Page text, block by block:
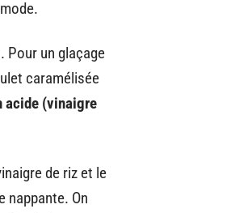
Pour un glaçage
caramélisée
acide (vinaigre
de riz et le
nappante. On